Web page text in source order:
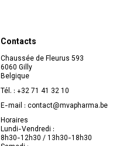
Contacts
Chaussée de Fleurus 593
6060 Gilly
Belgique
Tél. : +32 71 41 32 10
E-mail : contact@mvapharma.be
Horaires
Lundi-Vendredi :
8h30-12h30 / 13h30-18h30